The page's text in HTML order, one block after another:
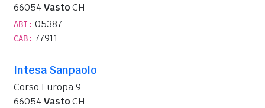
66054VastoCH
ABI: 05387
CAB: 77911
Intesa Sanpaolo
Corso Europa 9
66054VastoCH